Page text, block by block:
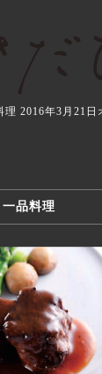
2016年3月21日
一品料理